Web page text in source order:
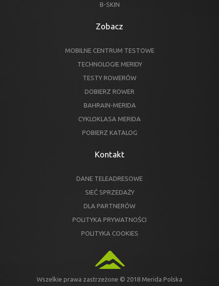
B-SKIN
Zobacz
MOBILNE CENTRUM TESTOWE
TECHNOLOGIE MERIDY
TESTY ROWERÓW
DOBIERZ ROWER
BAHRAIN-MERIDA
CYKLOKLASA MERIDA
POBIERZ KATALOG
Kontakt
DANE TELEADRESOWE
SIEĆ SPRZEDAŻY
DLA PARTNERÓW
POLITYKA PRYWATNOŚCI
POLITYKA COOKIES
Wszelkie prawa zastrzeżone © 2018 Merida Polska